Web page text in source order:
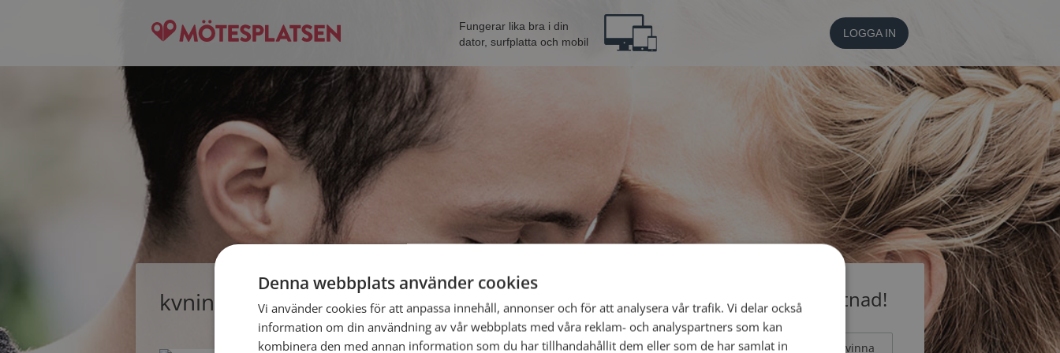
Fungerar lika bra i din
dator, surfplatta och mobil
LOGGA IN
kvninnlig kv, singelkvinna från Tyresö Bli medlem utan kostnad!
Jag är en: Man Kvinna
Denna webbplats använder cookies
Vi använder cookies för att anpassa innehåll, annonser och för att analysera vår trafik. Vi delar också
information om din användning av vår webbplats med våra reklam- och analyspartners som kan
kombinera den med annan information som du har tillhandahållit dem eller som de har samlat in